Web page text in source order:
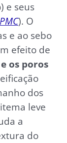
e seus
). O
e ao sebo
efeito de
os poros
dos
leve
a
do